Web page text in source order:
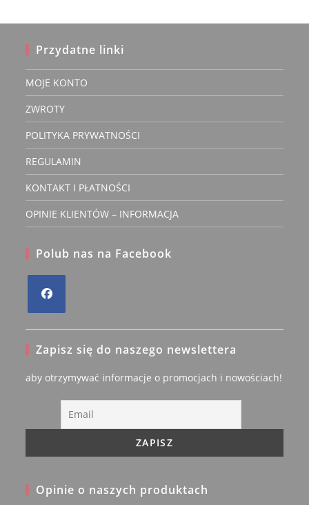
Przydatne linki
MOJE KONTO
ZWROTY
POLITYKA PRYWATNOŚCI
REGULAMIN
KONTAKT I PŁATNOŚCI
OPINIE KLIENTÓW – INFORMACJA
Polub nas na Facebook
a
new
Zapisz się do naszego newslettera
aby otrzymywać informacje o promocjach i nowościach!
Opinie o naszych produktach